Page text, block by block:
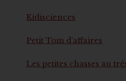
Kidisciences
Petit Tom d’affaires
Les petites chasses au